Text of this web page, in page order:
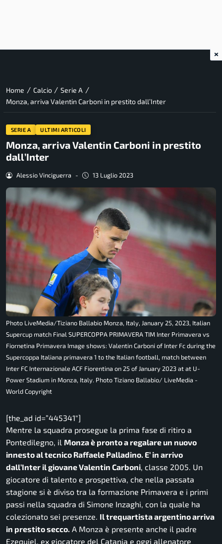
Home / Calcio / Serie A /
Monza, arriva Valentin Carboni in prestito dall’Inter
SERIE A ULTIMI ARTICOLI
Monza, arriva Valentin Carboni in prestito
dall’Inter
Alessio Vinciguerra - 13 Luglio 2023
Photo LiveMedia/Tiziano Ballabio Monza, Italy, January 25, 2023, Italian
Supercup match Final SUPERCOPPA PRIMAVERA TIM Inter Primavera vs
Fiornetina Primavera Image shows: Valentin Carboni of Inter Fc during the
Supercoppa Italiana primavera 1 to the Italian football, match between
Inter FC Internazionale ACF Fiorentina on 25 of January 2023 at at U-
Power Stadium in Monza, Italy. Photo Tiziano Ballabio/ LiveMedia -
World Copyright
[the_ad id=”445341″]
Mentre la squadra prosegue la prima fase di ritiro a
Pontedilegno, il Monza è pronto a regalare un nuovo
innesto al tecnico Raffaele Palladino. E’ in arrivo
dall’Inter il giovane Valentin Carboni, classe 2005. Un
giocatore di talento e prospettiva, che nella passata
stagione si è diviso tra la formazione Primavera e i primi
passi nella squadra di Simone Inzaghi, con la quale ha
colezionato sei presenze. Il trequartista argentino arriva
in prestito secco. A Monza è presente anche il padre
Ezequiel, ex giocatore del Catania e oggi allenatore
×